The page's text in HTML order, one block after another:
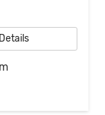
Details